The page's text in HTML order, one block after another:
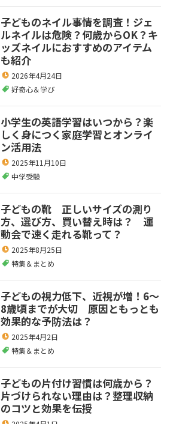
子どものネイル事情を調査！ジェ
ルネイルは危険？何歳からOK？キ
ッズネイルにおすすめのアイテム
も紹介
2026年4月24日
好奇心＆学び
小学生の英語学習はいつから？楽
しく身につく家庭学習とオンライ
ン活用法
2025年11月10日
中学受験
子どもの靴 正しいサイズの測り
方、選び方、買い替え時は？ 運
動会で速く走れる靴って？
2025年8月25日
特集＆まとめ
子どもの視力低下、近視が増！6～
8歳頃までが大切 原因ともっとも
効果的な予防法は？
2025年4月2日
特集＆まとめ
子どもの片付け習慣は何歳から？
片づけられない理由は？整理収納
のコツと効果を伝授